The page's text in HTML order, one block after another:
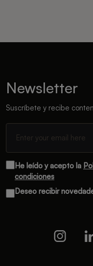
Newsletter
Suscríbete y recibe
He leído y acepto la
condiciones
Deseo recibir